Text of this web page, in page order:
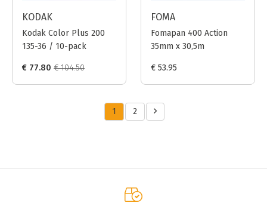
KODAK
Kodak Color Plus 200
135-36 / 10-pack
€ 77.80 € 104.50
FOMA
Fomapan 400 Action
35mm x 30,5m
€ 53.95
1 2